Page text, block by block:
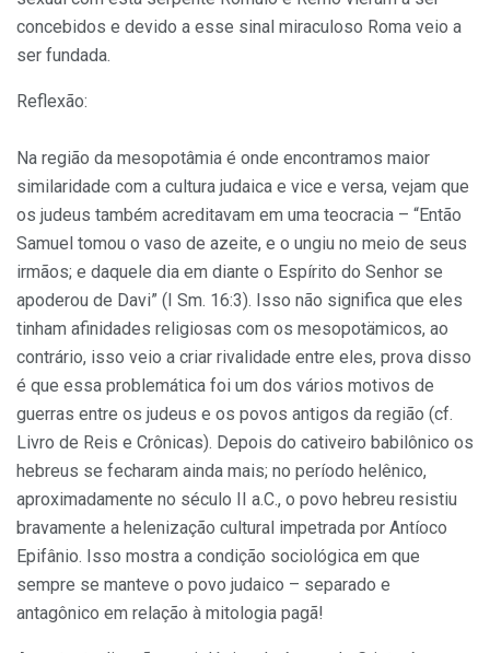
concebidos e devido a esse sinal miraculoso Roma veio a
ser fundada.
Reflexão:
Na região da mesopotâmia é onde encontramos maior
similaridade com a cultura judaica e vice e versa, vejam que
os judeus também acreditavam em uma teocracia – “Então
Samuel tomou o vaso de azeite, e o ungiu no meio de seus
irmãos; e daquele dia em diante o Espírito do Senhor se
apoderou de Davi” (I Sm. 16:3). Isso não significa que eles
tinham afinidades religiosas com os mesopotämicos, ao
contrário, isso veio a criar rivalidade entre eles, prova disso
é que essa problemática foi um dos vários motivos de
guerras entre os judeus e os povos antigos da região (cf.
Livro de Reis e Crônicas). Depois do cativeiro babilônico os
hebreus se fecharam ainda mais; no período helênico,
aproximadamente no século II a.C., o povo hebreu resistiu
bravamente a helenização cultural impetrada por Antíoco
Epifânio. Isso mostra a condição sociológica em que
sempre se manteve o povo judaico – separado e
antagônico em relação à mitologia pagã!